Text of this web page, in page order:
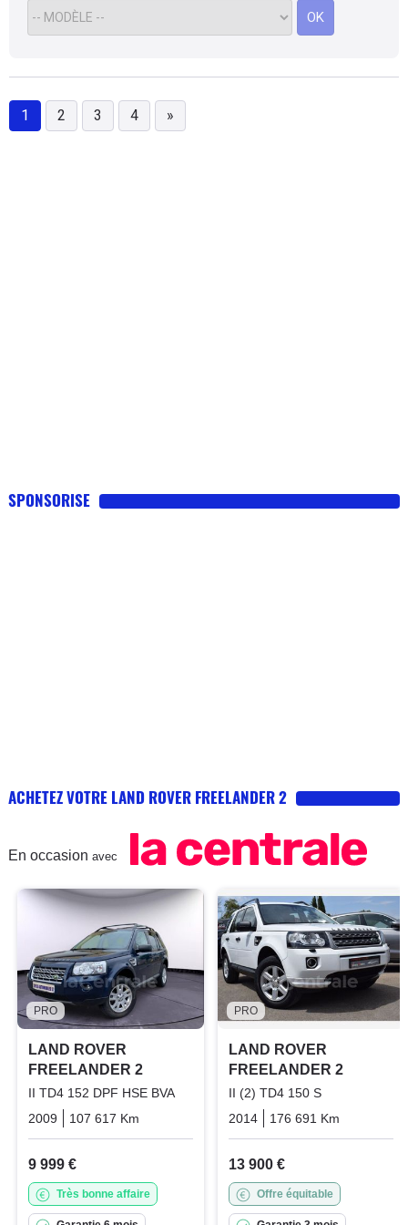
OK
1 2 3 4 »
SPONSORISE
ACHETEZ VOTRE LAND ROVER FREELANDER 2
En occasion avec
PRO
LAND ROVER
FREELANDER 2
II TD4 152 DPF HSE BVA
2009
107 617 Km Diesel
9 999 €
Très bonne affaire
PRO
LAND ROVER
FREELANDER 2
II (2) TD4 150 S
2014
176 691 Km
13 900 €
Offre équitable